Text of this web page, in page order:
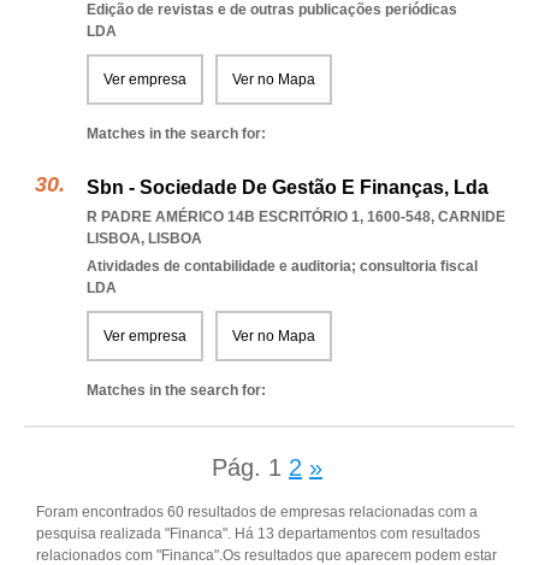
Edição de revistas e de outras publicações periódicas
LDA
Ver empresa Ver no Mapa
Matches in the search for:
Sbn - Sociedade De Gestão E Finanças, Lda
R PADRE AMÉRICO 14B ESCRITÓRIO 1, 1600-548, CARNIDE
LISBOA, LISBOA
Atividades de contabilidade e auditoria; consultoria fiscal
LDA
Ver empresa Ver no Mapa
Matches in the search for:
Pág. 1 2 »
Foram encontrados 60 resultados de empresas relacionadas com a
pesquisa realizada "Financa". Há 13 departamentos com resultados
relacionados com "Financa".Os resultados que aparecem podem estar